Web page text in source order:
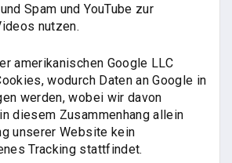
Spam und YouTube zur
nutzen.
amerikanischen Google LLC
wodurch Daten an Google in
werden, wobei wir davon
diesem Zusammenhang allein
unserer Website kein
Tracking stattfindet.